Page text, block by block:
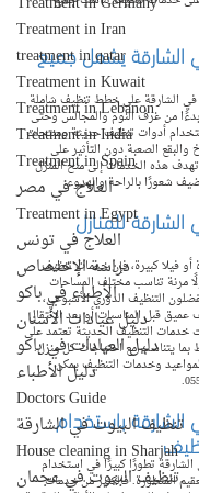
Treatment in Iran
treatment in qatar
Treatment in Kuwait
Treatment in Lebanon
Treatment in India
Treatment in Spain
العلاج في مصر
Treatment in Egypt
العلاج في تونس
دراسة الإختصاص
الأطباء في باكو
دليل عيادات الأسنان
دليل العيادات في باكو
دليل الأطباء
Doctors Guide
تنظيف البيوت في الشارقة
House cleaning in Sharjah
تنظيف البيوت في عجمان
الشارقة يشمل جميع
في الشارقة على خطط تنظيف شاملة
من غرف النوم والمجالس وحتى
أدوات تنظيف حديثة ومنتجات
والبقع الصعبة دون التأثير على
هذه الخدمات إلى منح المنزل
شعورًا بالراحة والهدوء.
للمنازل
فيلا كبيرة، فإن خدمات تنظيف
مرنة تناسب مختلف المساحات
التنظيف الدوري الأسبوعي،
قبل المناسبات أو بعد الانتقال
التنظيف الحديثة تعتمد على
بما يتناسب مع احتياجات كل منزل.
وخدمات التنظيف يمكن
باستخدام
تطورًا كبيرًا في استخدام
المتطورة. فالكثير من خدمات